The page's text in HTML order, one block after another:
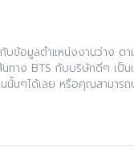
บข้อมูลตำแหน่งงานว่าง ต
ทาง BTS กับบริษัทดีๆ เป็น
นั้นๆได้เลย หรือคุณสามาร